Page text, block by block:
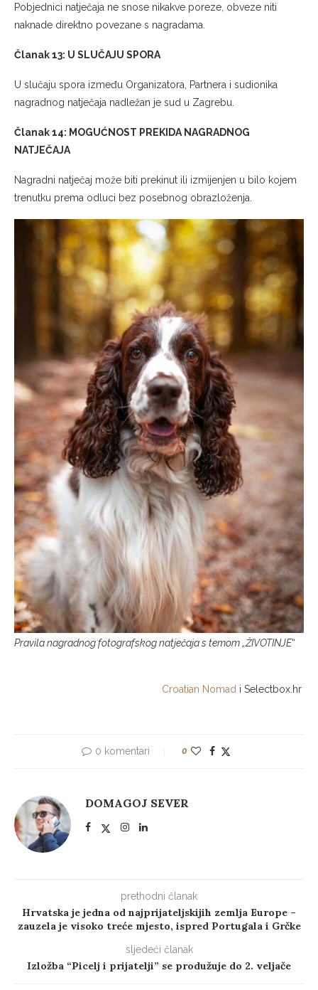
Pobjednici natječaja ne snose nikakve poreze, obveze niti
naknade direktno povezane s nagradama.
Članak 13: U SLUČAJU SPORA
U slučaju spora između Organizatora, Partnera i sudionika
nagradnog natječaja nadležan je sud u Zagrebu.
Članak 14: MOGUĆNOST PREKIDA NAGRADNOG
NATJEČAJA
Nagradni natječaj može biti prekinut ili izmijenjen u bilo kojem
trenutku prema odluci bez posebnog obrazloženja.
Pravila nagradnog fotografskog natječaja s temom „ŽIVOTINJE“
Croatian Nomad i Selectbox.hr
0 komentari 0
DOMAGOJ SEVER
prethodni članak
Hrvatska je jedna od najprijateljskijih zemlja Europe –
zauzela je visoko treće mjesto, ispred Portugala i Grčke
sljedeći članak
Izložba “Picelj i prijatelji” se produžuje do 2. veljače